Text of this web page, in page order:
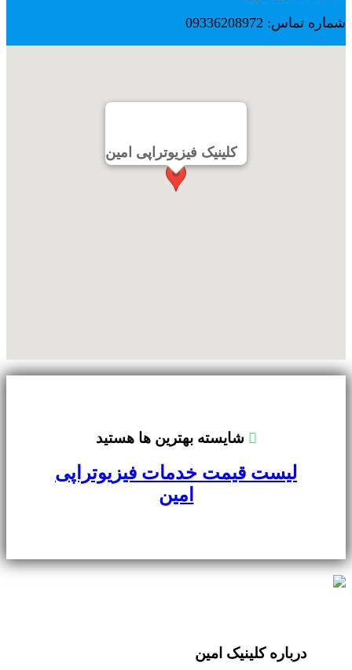
شماره تماس: 09336208972
کلینیک فیزیوتراپی امین
شايسته بهترين ها هستيد
لیست قیمت خدمات فیزیوتراپی
امین
درباره کلینیک امین